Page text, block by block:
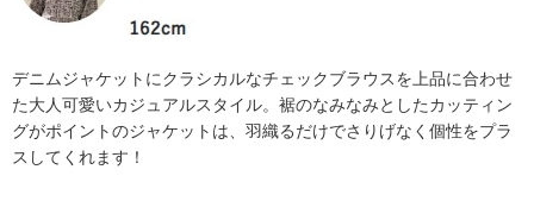
デニムジャケットにクラシカルなチェックブラウスを上品に合わせ
た大人可愛いカジュアルスタイル。裾のなみなみとしたカッティン
グがポイントのジャケットは、羽織るだけでさりげなく個性をプラ
スしてくれます！